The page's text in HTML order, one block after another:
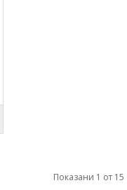
Показани 1 от